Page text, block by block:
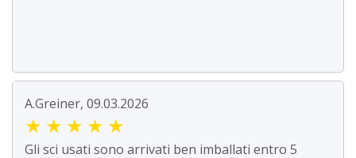
A.Greiner, 09.03.2026
★ ★ ★ ★ ★
Gli sci usati sono arrivati ben imballati entro 5